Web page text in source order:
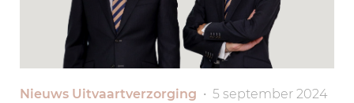
Nieuws Uitvaartverzorging • 5 september 2024